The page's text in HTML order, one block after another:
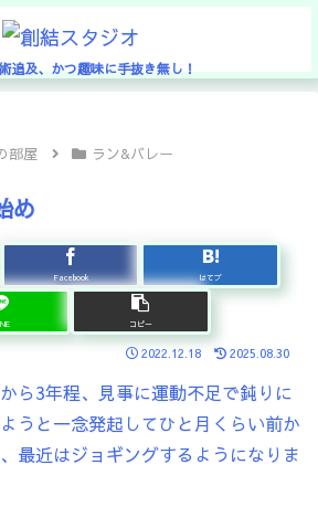
追及、かつ趣味に手抜き無し！
部屋 ラン&バレー
め
Facebook はてブ
コピー
2022.12.18 2025.08.30
ら3年程、見事に運動不足で鈍りに
うと一念発起してひと月くらい前か
最近はジョギングするようになりま